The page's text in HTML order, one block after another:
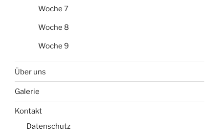
Woche 7
Woche 8
Woche 9
Über uns
Galerie
Kontakt
Datenschutz